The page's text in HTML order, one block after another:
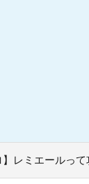
】レミエールっ